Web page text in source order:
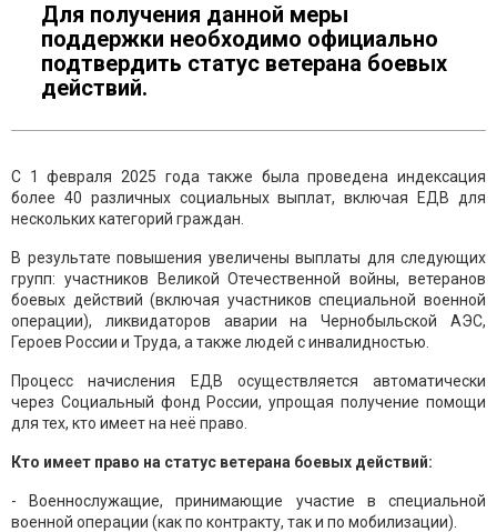
Для получения данной меры
поддержки необходимо официально
подтвердить статус ветерана боевых
действий.
С 1 февраля 2025 года также была проведена индексация
более 40 различных социальных выплат, включая ЕДВ для
нескольких категорий граждан.
В результате повышения увеличены выплаты для следующих
групп: участников Великой Отечественной войны, ветеранов
боевых действий (включая участников специальной военной
операции), ликвидаторов аварии на Чернобыльской АЭС,
Героев России и Труда, а также людей с инвалидностью.
Процесс начисления ЕДВ осуществляется автоматически
через Социальный фонд России, упрощая получение помощи
для тех, кто имеет на неё право.
Кто имеет право на статус ветерана боевых действий:
- Военнослужащие, принимающие участие в специальной
военной операции (как по контракту, так и по мобилизации).